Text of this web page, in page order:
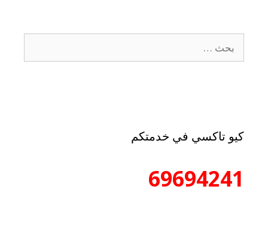
كيو تاكسي في خدمتكم
69694241